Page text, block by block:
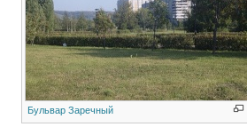
Бульвар Заречный